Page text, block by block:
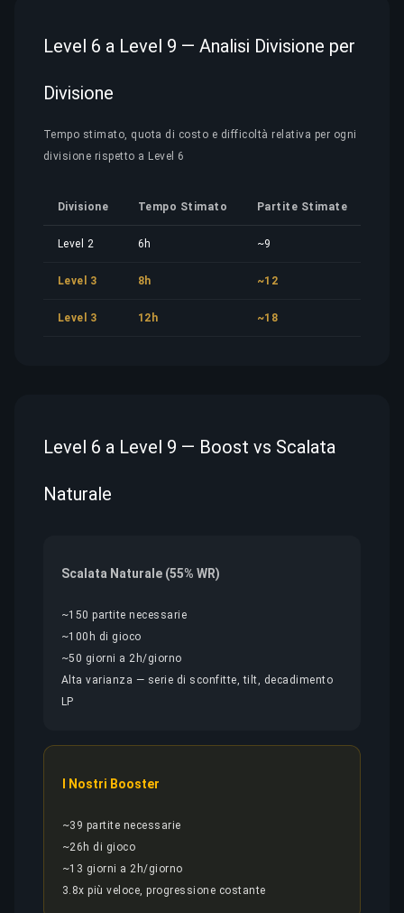
Level 6 a Level 9 — Analisi Divisione per
Divisione
Tempo stimato, quota di costo e difficoltà relativa per ogni
divisione rispetto a Level 6
Divisione Tempo Stimato Partite Stimate
Level 2 6h ~9
Level 3 8h ~12
Level 3 12h ~18
Level 6 a Level 9 — Boost vs Scalata
Naturale
Scalata Naturale (55% WR)
~150 partite necessarie
~100h di gioco
~50 giorni a 2h/giorno
Alta varianza — serie di sconfitte, tilt, decadimento
LP
I Nostri Booster
~39 partite necessarie
~26h di gioco
~13 giorni a 2h/giorno
3.8x più veloce, progressione costante